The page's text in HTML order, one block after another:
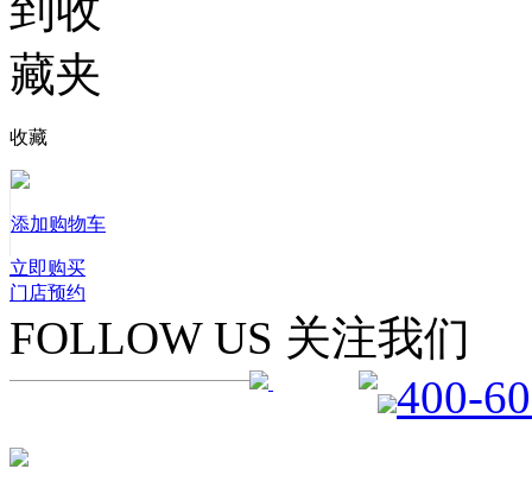
收藏
添加购物车
立即购买
门店预约
FOLLOW US 关注我们
400-